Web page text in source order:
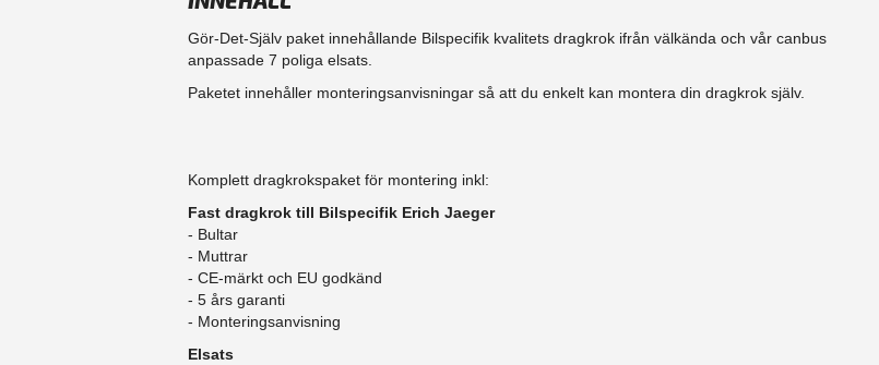
Gör-Det-Själv paket innehållande Bilspecifik kvalitets dragkrok ifrån välkända och vår canbus
anpassade 7 poliga elsats.
Paketet innehåller monteringsanvisningar så att du enkelt kan montera din dragkrok själv.
Komplett dragkrokspaket för montering inkl:
Fast dragkrok till Bilspecifik Erich Jaeger
- Bultar
- Muttrar
- CE-märkt och EU godkänd
​- 5 års garanti
- Monteringsanvisning
Elsats